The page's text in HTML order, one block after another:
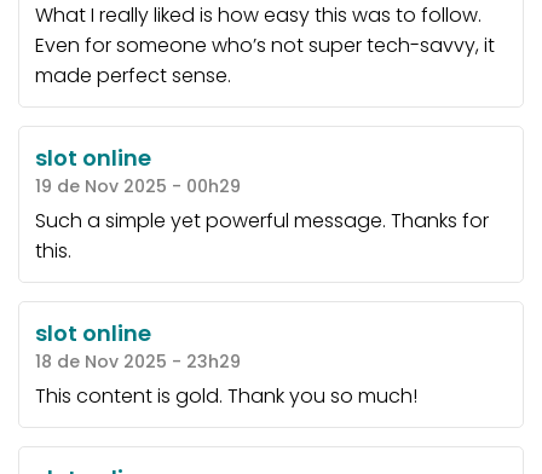
What I really liked is how easy this was to follow.
Even for someone who’s not super tech-savvy, it
made perfect sense.
slot online
19 de Nov 2025 - 00h29
Such a simple yet powerful message. Thanks for
this.
slot online
18 de Nov 2025 - 23h29
This content is gold. Thank you so much!